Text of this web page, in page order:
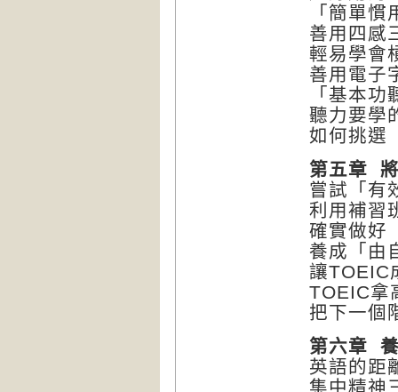
「簡單
善用四感
輕易學會
善用電子
「基本
聽力要學
如何挑選
第五章
嘗試「有
利用補習
確實做好
養成「由
讓TOEIC
TOEIC拿
把下一個
第六章
英語的距
集中精神